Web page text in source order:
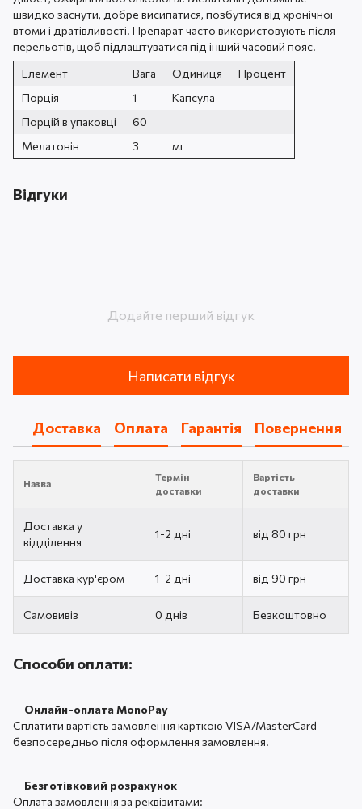
швидко заснути, добре висипатися, позбутися від хронічної
втоми і дратівливості. Препарат часто використовують після
перельотів, щоб підлаштуватися під інший часовий пояс.
Елемент
Вага Одиниця
Процент
Порція
1
Капсула
Порцій в упаковці
60
Мелатонін
3 мг
Відгуки
Додайте перший відгук
Написати відгук
Доставка Оплата Гарантія Повернення
Назва
Термін
доставки
Вартість
доставки
Доставка у
відділення
1-2 дні від 80 грн
Доставка кур'єром 1-2 дні від 90 грн
Самовивіз 0 днів Безкоштовно
Способи оплати:
— Онлайн-оплата MonoPay
Сплатити вартість замовлення карткою VISA/MasterCard
безпосередньо після оформлення замовлення.
— Безготівковий розрахунок
Оплата замовлення за реквізитами: